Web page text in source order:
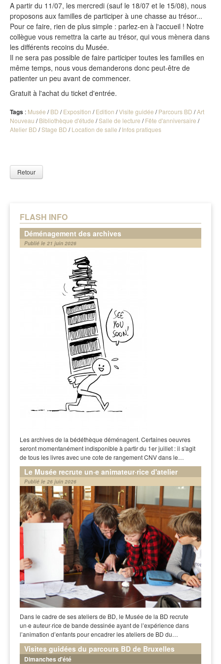
FLASH INFO
Déménagement des archives
Publié le 21 juin 2026
Les archives de la bédéthèque déménagent. Certaines oeuvres
seront momentanément indisponible à partir du 1er juillet : il s'agit
de tous les livres avec une cote de rangement CNV dans le…
Le Musée recrute un·e animateur·rice d'atelier
Publié le 26 juin 2026
Dans le cadre de ses ateliers de BD, le Musée de la BD recrute
un·e auteur·rice de bande dessinée ayant de l’expérience dans
l’animation d’enfants pour encadrer les ateliers de BD du…
Visites guidées du parcours BD de Bruxelles
Dimanches d'été
A partir du 11/07, les mercredi (sauf le 18/07 et le 15/08), nous
proposons aux familles de participer à une chasse au trésor...
Pour ce faire, rien de plus simple : parlez-en à l'accueil ! Notre
collègue vous remettra la carte au trésor, qui vous mènera dans
les différents recoins du Musée.
Il ne sera pas possible de faire participer toutes les familles en
même temps, nous vous demanderons donc peut-être de
patienter un peu avant de commencer.
Gratuit à l'achat du ticket d'entrée.
Tags : Musée /BD /Exposition /Edition /Visite guidée /Parcours BD /Art
Nouveau /Bibliothèque d'étude /Salle de lecture /Fête d'anniversaire /
Atelier BD /Stage BD /Location de salle /Infos pratiques
Retour